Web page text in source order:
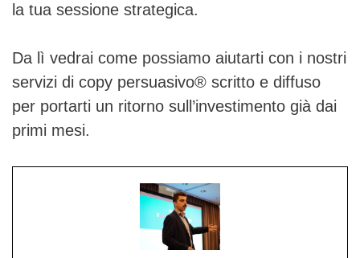
la tua sessione strategica.
Da lì vedrai come possiamo aiutarti con i nostri
servizi di copy persuasivo® scritto e diffuso
per portarti un ritorno sull’investimento già dai
primi mesi.